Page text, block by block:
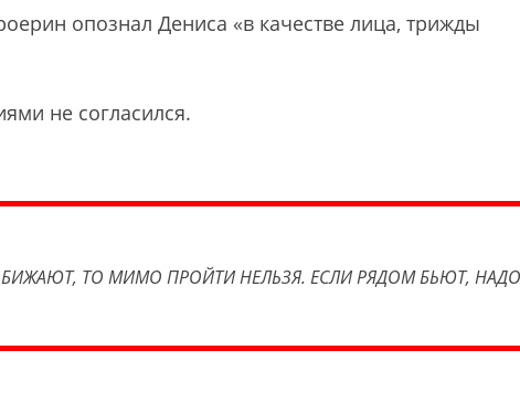
опознал Дениса «в качестве лица, трижды
не согласился.
ТО МИМО ПРОЙТИ НЕЛЬЗЯ. ЕСЛИ РЯДОМ БЬЮТ, НАДО